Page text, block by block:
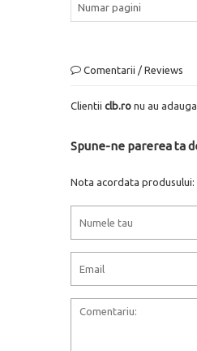
Numar pagini
Comentarii / Reviews
Clientii clb.ro nu au
Spune-ne parerea ta
Nota acordata produsului: